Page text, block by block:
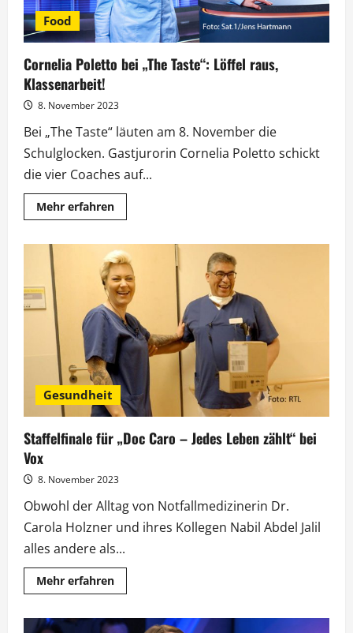
Food
Cornelia Poletto bei „The Taste“: Löffel raus,
Klassenarbeit!
8. November 2023
Bei „The Taste“ läuten am 8. November die
Schulglocken. Gastjurorin Cornelia Poletto schickt
die vier Coaches auf...
Mehr erfahrenMehr
Informationen
Poletto
bei
„The
Taste“:
Löffel
raus,
Klassenarbeit!
Gesundheit
Staffelfinale für „Doc Caro – Jedes Leben zählt“ bei
Vox
8. November 2023
Obwohl der Alltag von Notfallmedizinerin Dr.
Carola Holzner und ihres Kollegen Nabil Abdel Jalil
alles andere als...
Mehr erfahrenMehr
Informationen
für